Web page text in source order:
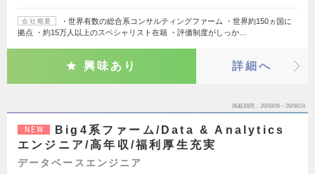
会社概要
・世界有数の総合系コンサルティングファーム ・世界約150ヵ国に
拠点 ・約15万人以上のスペシャリスト在籍 ・評価制度がしっか…
興味あり 詳細へ
掲載期間 26/08/06～26/08/24
NEW
Big4系ファーム/Data & Analytics
エンジニア/高年収/福利厚生充実
データベースエンジニア